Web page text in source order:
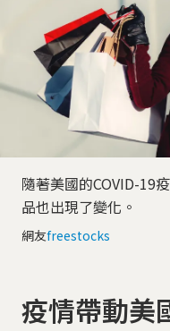
隨著美國的COVID-19
品也出現了變化。
網友freestocks
疫情帶動美